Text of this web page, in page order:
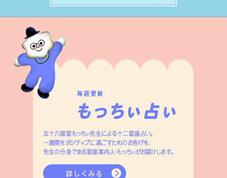
はずです。
毎週更新
五十六謀星もっちぃ先生による十二星座占い。
一週間をポジティブに過ごすためのお告げを、
先生の分身である星座案内人・もっちぃがお届けします。
詳しくみる